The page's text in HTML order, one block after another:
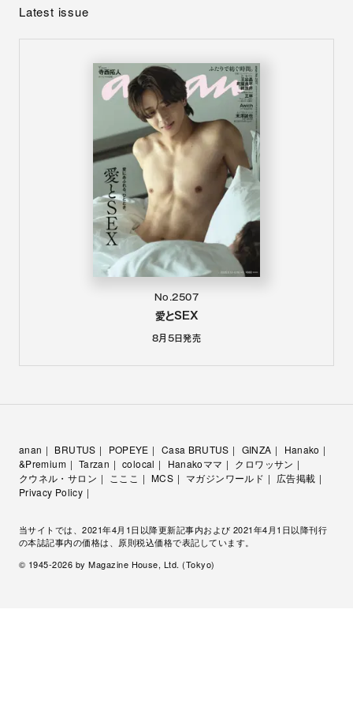
Latest issue
No.2507
愛とSEX
8月5日発売
anan BRUTUS POPEYE Casa BRUTUS GINZA
Hanako
&Premium
Tarzan colocal Hanakoママ
クロワッサン
クウネル・サロン
こここ MCS マガジンワールド
広告掲載
Privacy Policy
当サイトでは、2021年4月1日以降更新記事内および 2021年4月1日以降刊行
の本誌記事内の価格は、原則税込価格で表記しています。
© 1945-2026 by Magazine House, Ltd. (Tokyo)